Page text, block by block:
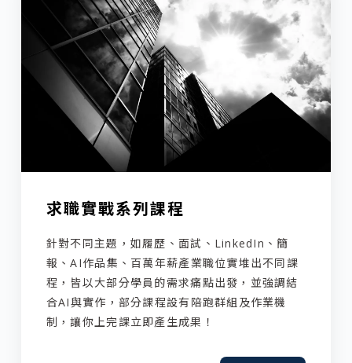
求職實戰系列課程
針對不同主題，如履歷、面試、LinkedIn、簡
報、AI作品集、百萬年薪產業職位實堆出不同課
程，皆以大部分學員的需求痛點出發，並強調結
合AI與實作，部分課程設有陪跑群組及作業機
制，讓你上完課立即產生成果！